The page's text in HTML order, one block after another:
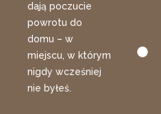
dają poczucie
powrotu do
domu – w
miejscu, w którym
nigdy wcześniej
nie byłeś.